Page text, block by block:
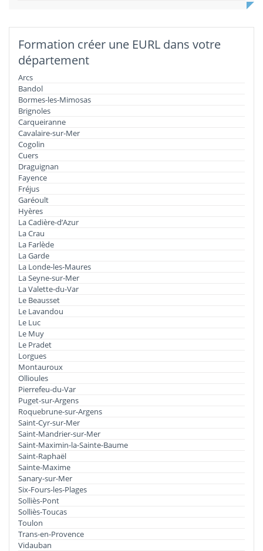
Formation créer une EURL dans votre
département
Arcs
Bandol
Bormes-les-Mimosas
Brignoles
Carqueiranne
Cavalaire-sur-Mer
Cogolin
Cuers
Draguignan
Fayence
Fréjus
Garéoult
Hyères
La Cadière-d’Azur
La Crau
La Farlède
La Garde
La Londe-les-Maures
La Seyne-sur-Mer
La Valette-du-Var
Le Beausset
Le Lavandou
Le Luc
Le Muy
Le Pradet
Lorgues
Montauroux
Ollioules
Pierrefeu-du-Var
Puget-sur-Argens
Roquebrune-sur-Argens
Saint-Cyr-sur-Mer
Saint-Mandrier-sur-Mer
Saint-Maximin-la-Sainte-Baume
Saint-Raphaël
Sainte-Maxime
Sanary-sur-Mer
Six-Fours-les-Plages
Solliès-Pont
Solliès-Toucas
Toulon
Trans-en-Provence
Vidauban